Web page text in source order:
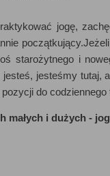
jogę,
starożytnego i
jesteś, jesteśmy
do codziennego
małych i dużych -